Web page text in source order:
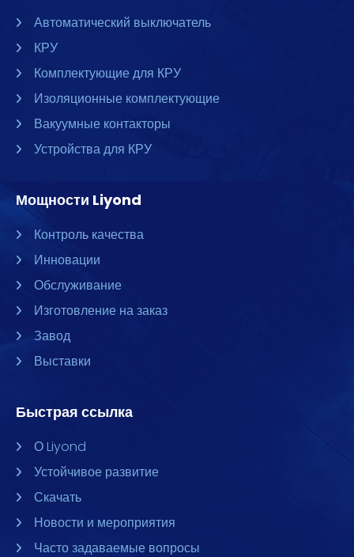
Автоматический выключатель
КРУ
Комплектующие для КРУ
Изоляционные комплектующие
Вакуумные контакторы
Устройства для КРУ
Мощности Liyond
Контроль качества
Инновации
Обслуживание
Изготовление на заказ
Завод
Выставки
Быстрая ссылка
О Liyond
Устойчивое развитие
Скачать
Новости и мероприятия
Часто задаваемые вопросы